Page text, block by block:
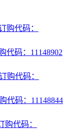
代码：11148902
代码：11148844